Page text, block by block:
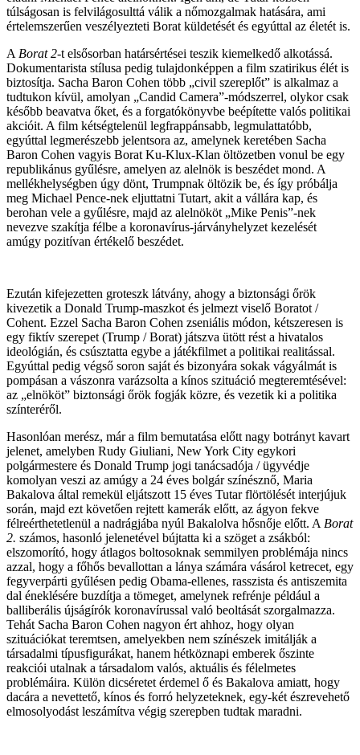
túlságosan is felvilágosulttá válik a nőmozgalmak hatására, ami
értelemszerűen veszélyezteti Borat küldetését és egyúttal az életét is.
A Borat 2-t elsősorban határsértései teszik kiemelkedő alkotássá.
Dokumentarista stílusa pedig tulajdonképpen a film szatirikus élét is
biztosítja. Sacha Baron Cohen több „civil szereplőt” is alkalmaz a
tudtukon kívül, amolyan „Candid Camera”-módszerrel, olykor csak
később beavatva őket, és a forgatókönyvbe beépítette valós politikai
akcióit. A film kétségtelenül legfrappánsabb, legmulattatóbb,
egyúttal legmerészebb jelentsora az, amelynek keretében Sacha
Baron Cohen vagyis Borat Ku-Klux-Klan öltözetben vonul be egy
republikánus gyűlésre, amelyen az alelnök is beszédet mond. A
mellékhelységben úgy dönt, Trumpnak öltözik be, és így próbálja
meg Michael Pence-nek eljuttatni Tutart, akit a vállára kap, és
berohan vele a gyűlésre, majd az alelnököt „Mike Penis”-nek
nevezve szakítja félbe a koronavírus-járványhelyzet kezelését
amúgy pozitívan értékelő beszédet.
Ezután kifejezetten groteszk látvány, ahogy a biztonsági őrök
kivezetik a Donald Trump-maszkot és jelmezt viselő Boratot /
Cohent. Ezzel Sacha Baron Cohen zseniális módon, kétszeresen is
egy fiktív szerepet (Trump / Borat) játszva ütött rést a hivatalos
ideológián, és csúsztatta egybe a játékfilmet a politikai realitással.
Egyúttal pedig végső soron saját és bizonyára sokak vágyálmát is
pompásan a vászonra varázsolta a kínos szituáció megteremtésével:
az „elnököt” biztonsági őrök fogják közre, és vezetik ki a politika
színteréről.
Hasonlóan merész, már a film bemutatása előtt nagy botrányt kavart
jelenet, amelyben Rudy Giuliani, New York City egykori
polgármestere és Donald Trump jogi tanácsadója / ügyvédje
komolyan veszi az amúgy a 24 éves bolgár színésznő, Maria
Bakalova által remekül eljátszott 15 éves Tutar flörtölését interjújuk
során, majd ezt követően rejtett kamerák előtt, az ágyon fekve
félreérthetetlenül a nadrágjába nyúl Bakalolva hősnője előtt. A Borat
2. számos, hasonló jelenetével bújtatta ki a szöget a zsákból:
elszomorító, hogy átlagos boltosoknak semmilyen problémája nincs
azzal, hogy a főhős bevallottan a lánya számára vásárol ketrecet, egy
fegyverpárti gyűlésen pedig Obama-ellenes, rasszista és antiszemita
dal éneklésére buzdítja a tömeget, amelynek refrénje például a
balliberális újságírók koronavírussal való beoltását szorgalmazza.
Tehát Sacha Baron Cohen nagyon ért ahhoz, hogy olyan
szituációkat teremtsen, amelyekben nem színészek imitálják a
társadalmi típusfigurákat, hanem hétköznapi emberek őszinte
reakciói utalnak a társadalom valós, aktuális és félelmetes
problémáira. Külön dicséretet érdemel ő és Bakalova amiatt, hogy
dacára a nevettető, kínos és forró helyzeteknek, egy-két észrevehető
elmosolyodást leszámítva végig szerepben tudtak maradni.